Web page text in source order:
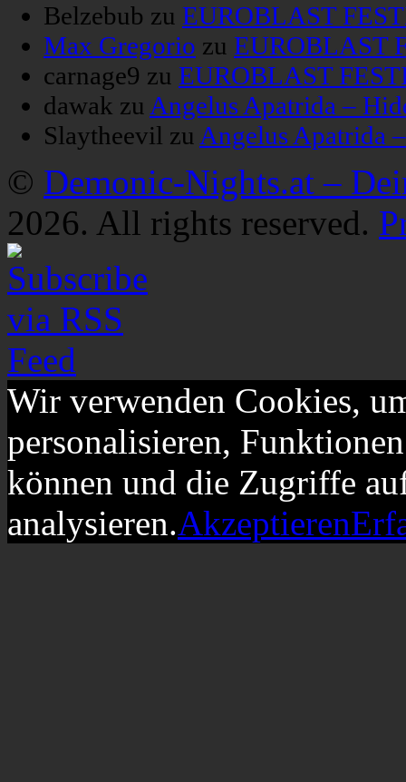
Belzebub zu EUROBLAST
Max Gregorio zu EUROBLAST
carnage9 zu EUROBLAST
dawak zu Angelus Apatrida –
Slaytheevil zu Angelus Apatrida
© Demonic-Nights.at –
2026. All rights reserved.
Wir verwenden Cookies,
personalisieren,
können und die Zugriffe
analysieren.Akzeptieren